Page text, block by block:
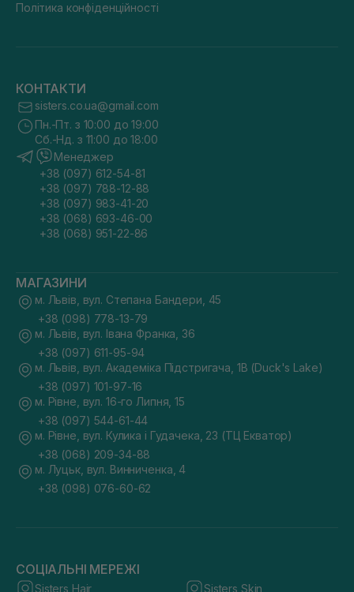
Політика конфіденційності
КОНТАКТИ
sisters.co.ua@gmail.com
Пн.-Пт. з 10:00 до 19:00
Сб.-Нд. з 11:00 до 18:00
Менеджер
+38 (097) 612-54-81
+38 (097) 788-12-88
+38 (097) 983-41-20
+38 (068) 693-46-00
+38 (068) 951-22-86
МАГАЗИНИ
м. Львів, вул. Степана Бандери, 45
+38 (098) 778-13-79
м. Львів, вул. Івана Франка, 36
+38 (097) 611-95-94
м. Львів, вул. Академіка Підстригача, 1В (Duck's Lake)
+38 (097) 101-97-16
м. Рівне, вул. 16-го Липня, 15
+38 (097) 544-61-44
м. Рівне, вул. Кулика і Гудачека, 23 (ТЦ Екватор)
+38 (068) 209-34-88
м. Луцьк, вул. Винниченка, 4
+38 (098) 076-60-62
СОЦІАЛЬНІ МЕРЕЖІ
Sisters Hair Sisters Skin